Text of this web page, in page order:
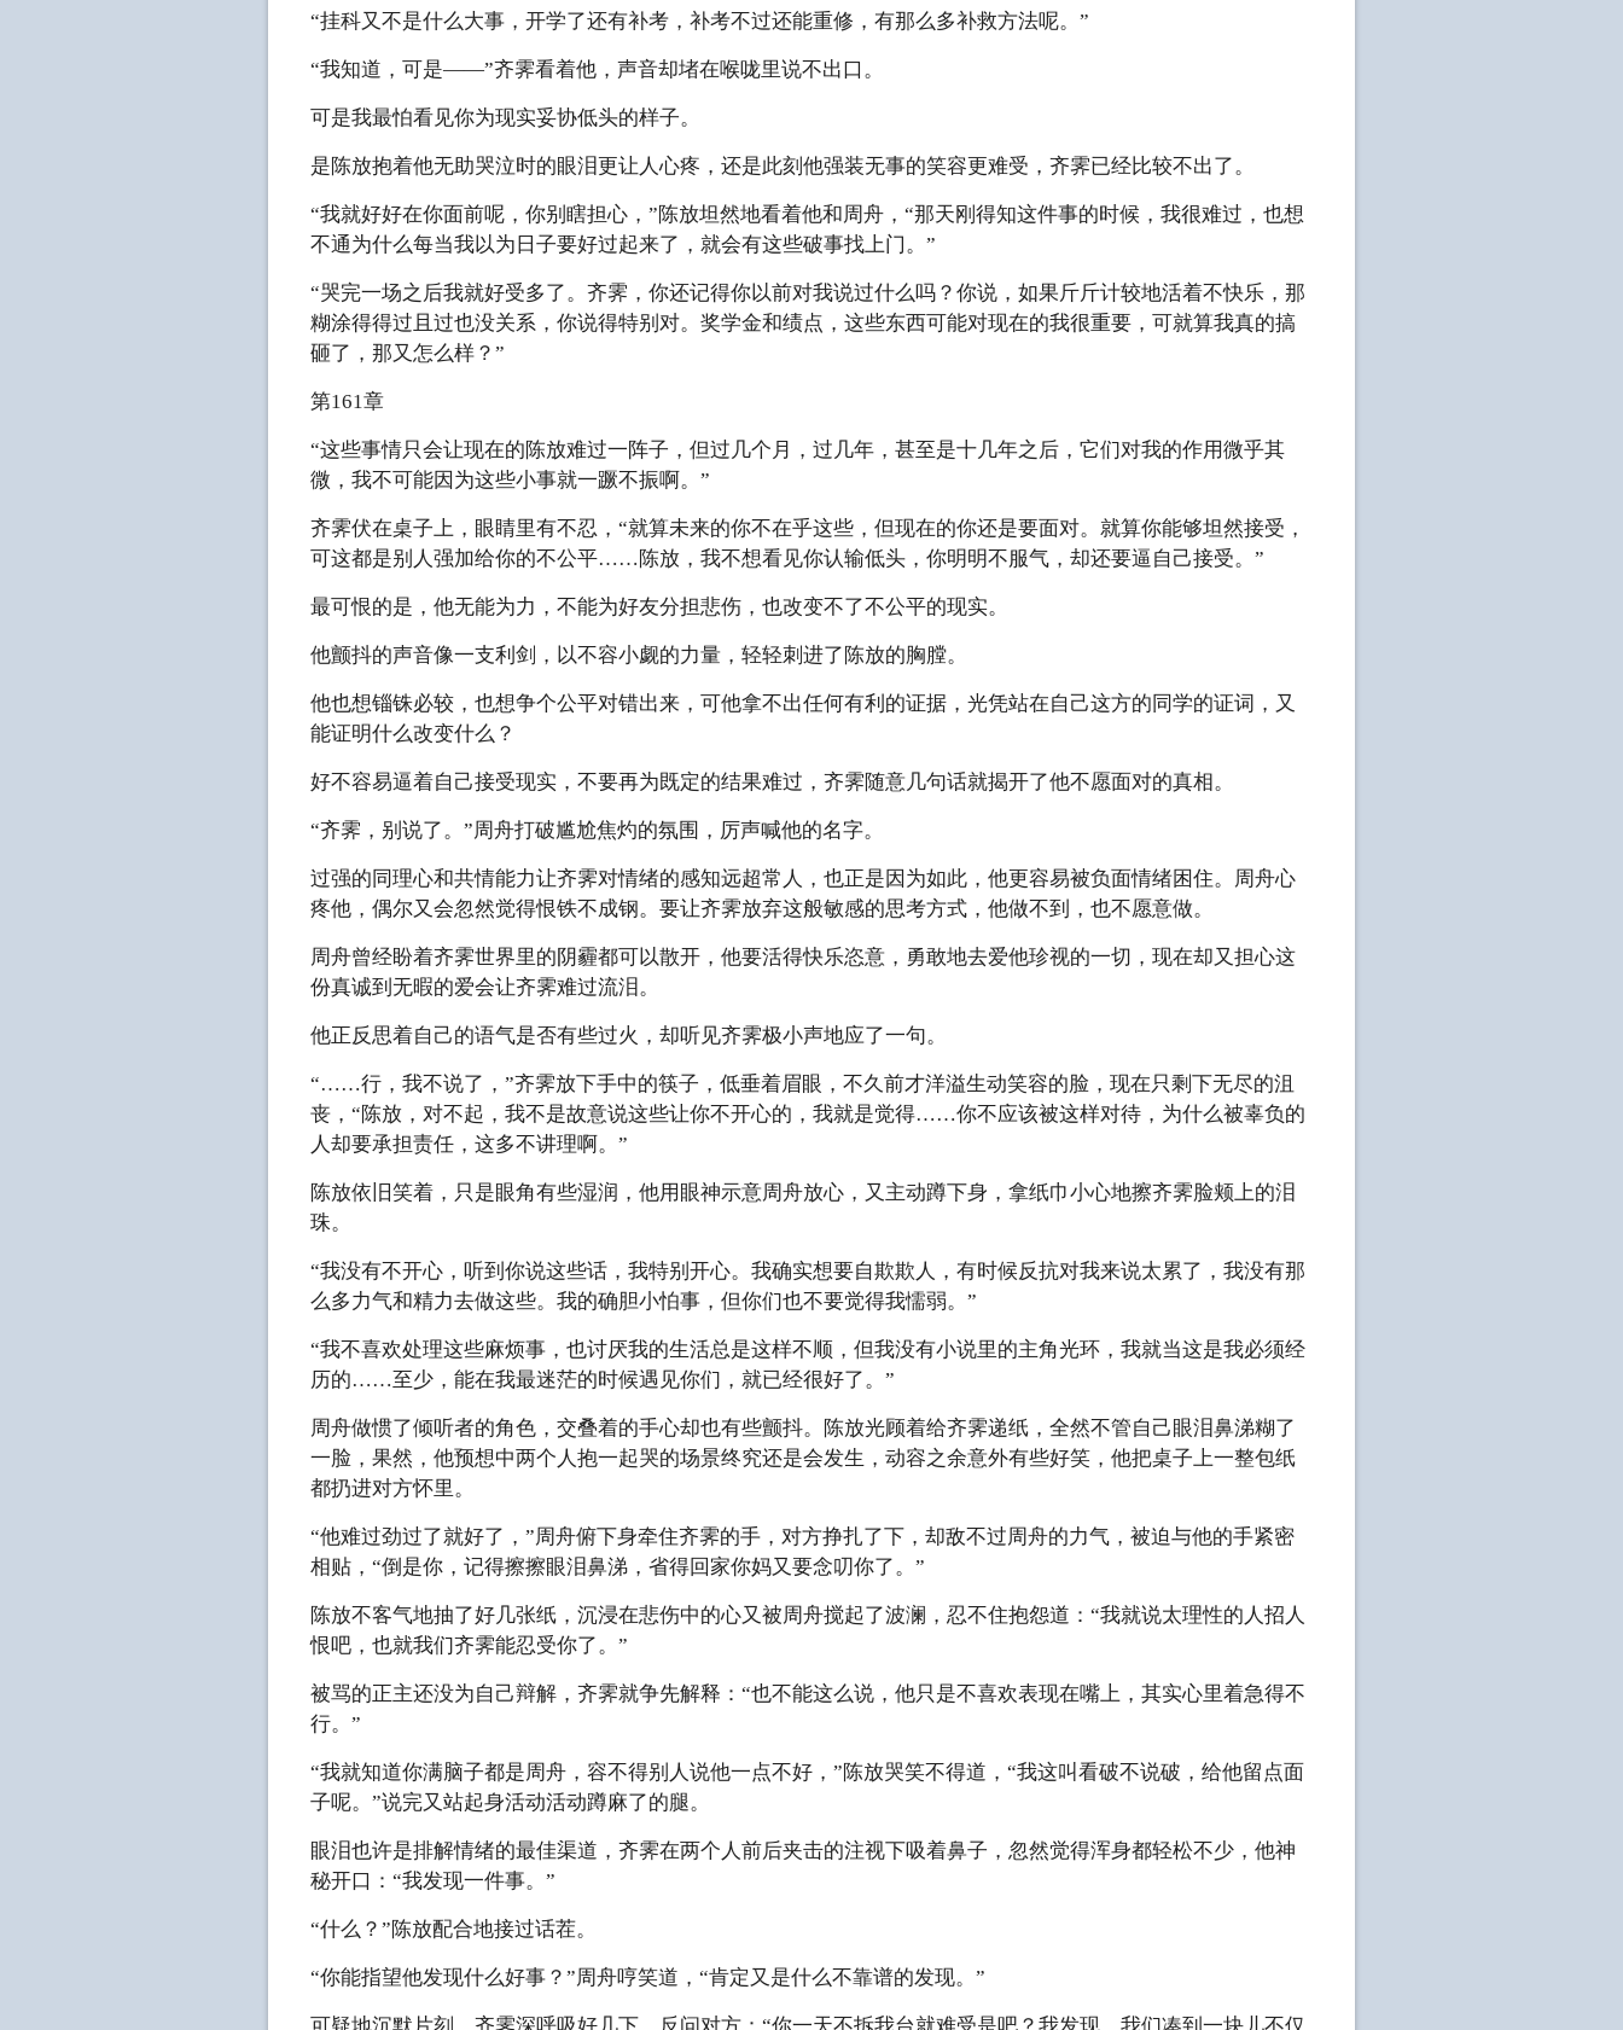
“挂科又不是什么大事，开学了还有补考，补考不过还能重修，有那么多补救方法呢。”
“我知道，可是——”齐霁看着他，声音却堵在喉咙里说不出口。
可是我最怕看见你为现实妥协低头的样子。
是陈放抱着他无助哭泣时的眼泪更让人心疼，还是此刻他强装无事的笑容更难受，齐霁已经比较不出了。
“我就好好在你面前呢，你别瞎担心，”陈放坦然地看着他和周舟，“那天刚得知这件事的时候，我很难过，也想
不通为什么每当我以为日子要好过起来了，就会有这些破事找上门。”
“哭完一场之后我就好受多了。齐霁，你还记得你以前对我说过什么吗？你说，如果斤斤计较地活着不快乐，那
糊涂得得过且过也没关系，你说得特别对。奖学金和绩点，这些东西可能对现在的我很重要，可就算我真的搞
砸了，那又怎么样？”
第161章
“这些事情只会让现在的陈放难过一阵子，但过几个月，过几年，甚至是十几年之后，它们对我的作用微乎其
微，我不可能因为这些小事就一蹶不振啊。”
齐霁伏在桌子上，眼睛里有不忍，“就算未来的你不在乎这些，但现在的你还是要面对。就算你能够坦然接受，
可这都是别人强加给你的不公平……陈放，我不想看见你认输低头，你明明不服气，却还要逼自己接受。”
最可恨的是，他无能为力，不能为好友分担悲伤，也改变不了不公平的现实。
他颤抖的声音像一支利剑，以不容小觑的力量，轻轻刺进了陈放的胸膛。
他也想锱铢必较，也想争个公平对错出来，可他拿不出任何有利的证据，光凭站在自己这方的同学的证词，又
能证明什么改变什么？
好不容易逼着自己接受现实，不要再为既定的结果难过，齐霁随意几句话就揭开了他不愿面对的真相。
“齐霁，别说了。”周舟打破尴尬焦灼的氛围，厉声喊他的名字。
过强的同理心和共情能力让齐霁对情绪的感知远超常人，也正是因为如此，他更容易被负面情绪困住。周舟心
疼他，偶尔又会忽然觉得恨铁不成钢。要让齐霁放弃这般敏感的思考方式，他做不到，也不愿意做。
周舟曾经盼着齐霁世界里的阴霾都可以散开，他要活得快乐恣意，勇敢地去爱他珍视的一切，现在却又担心这
份真诚到无暇的爱会让齐霁难过流泪。
他正反思着自己的语气是否有些过火，却听见齐霁极小声地应了一句。
“……行，我不说了，”齐霁放下手中的筷子，低垂着眉眼，不久前才洋溢生动笑容的脸，现在只剩下无尽的沮
丧，“陈放，对不起，我不是故意说这些让你不开心的，我就是觉得……你不应该被这样对待，为什么被辜负的
人却要承担责任，这多不讲理啊。”
陈放依旧笑着，只是眼角有些湿润，他用眼神示意周舟放心，又主动蹲下身，拿纸巾小心地擦齐霁脸颊上的泪
珠。
“我没有不开心，听到你说这些话，我特别开心。我确实想要自欺欺人，有时候反抗对我来说太累了，我没有那
么多力气和精力去做这些。我的确胆小怕事，但你们也不要觉得我懦弱。”
“我不喜欢处理这些麻烦事，也讨厌我的生活总是这样不顺，但我没有小说里的主角光环，我就当这是我必须经
历的……至少，能在我最迷茫的时候遇见你们，就已经很好了。”
周舟做惯了倾听者的角色，交叠着的手心却也有些颤抖。陈放光顾着给齐霁递纸，全然不管自己眼泪鼻涕糊了
一脸，果然，他预想中两个人抱一起哭的场景终究还是会发生，动容之余意外有些好笑，他把桌子上一整包纸
都扔进对方怀里。
“他难过劲过了就好了，”周舟俯下身牵住齐霁的手，对方挣扎了下，却敌不过周舟的力气，被迫与他的手紧密
相贴，“倒是你，记得擦擦眼泪鼻涕，省得回家你妈又要念叨你了。”
陈放不客气地抽了好几张纸，沉浸在悲伤中的心又被周舟搅起了波澜，忍不住抱怨道：“我就说太理性的人招人
恨吧，也就我们齐霁能忍受你了。”
被骂的正主还没为自己辩解，齐霁就争先解释：“也不能这么说，他只是不喜欢表现在嘴上，其实心里着急得不
行。”
“我就知道你满脑子都是周舟，容不得别人说他一点不好，”陈放哭笑不得道，“我这叫看破不说破，给他留点面
子呢。”说完又站起身活动活动蹲麻了的腿。
眼泪也许是排解情绪的最佳渠道，齐霁在两个人前后夹击的注视下吸着鼻子，忽然觉得浑身都轻松不少，他神
秘开口：“我发现一件事。”
“什么？”陈放配合地接过话茬。
“你能指望他发现什么好事？”周舟哼笑道，“肯定又是什么不靠谱的发现。”